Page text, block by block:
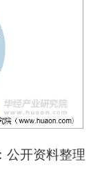
公开资料整理